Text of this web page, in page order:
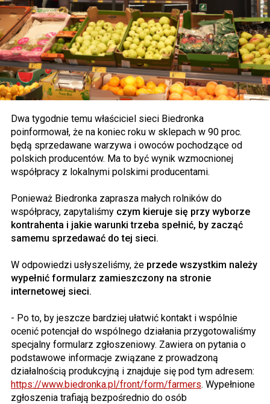
Dwa tygodnie temu właściciel sieci Biedronka
poinformował, że na koniec roku w sklepach w 90 proc.
będą sprzedawane warzywa i owoców pochodzące od
polskich producentów. Ma to być wynik wzmocnionej
współpracy z lokalnymi polskimi producentami.
Ponieważ Biedronka zaprasza małych rolników do
współpracy, zapytaliśmy czym kieruje się przy wyborze
kontrahenta i jakie warunki trzeba spełnić, by zacząć
samemu sprzedawać do tej sieci.
W odpowiedzi usłyszeliśmy, że przede wszystkim należy
wypełnić formularz zamieszczony na stronie
internetowej sieci.
- Po to, by jeszcze bardziej ułatwić kontakt i wspólnie
ocenić potencjał do wspólnego działania przygotowaliśmy
specjalny formularz zgłoszeniowy. Zawiera on pytania o
podstawowe informacje związane z prowadzoną
działalnością produkcyjną i znajduje się pod tym adresem:
https://www.biedronka.pl/front/form/farmers. Wypełnione
zgłoszenia trafiają bezpośrednio do osób